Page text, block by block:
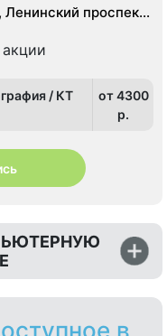
Ленинский проспект,
/ КТ
от 4300
p.